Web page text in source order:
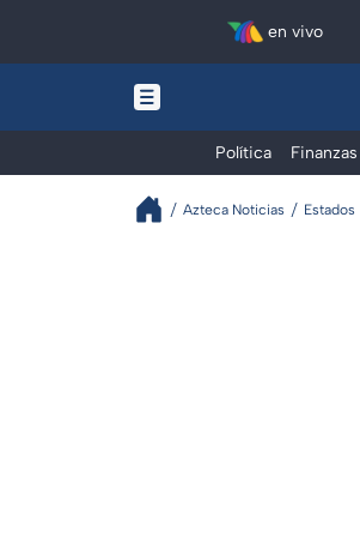
en vivo
Política Finanzas
Azteca Noticias Estados